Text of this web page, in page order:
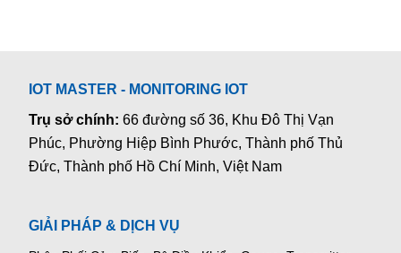
IOT MASTER - MONITORING IOT
Trụ sở chính:66 đường số 36, Khu Đô Thị Vạn
Phúc, Phường Hiệp Bình Phước, Thành phố Thủ
Đức, Thành phố Hồ Chí Minh, Việt Nam
GIẢI PHÁP & DỊCH VỤ